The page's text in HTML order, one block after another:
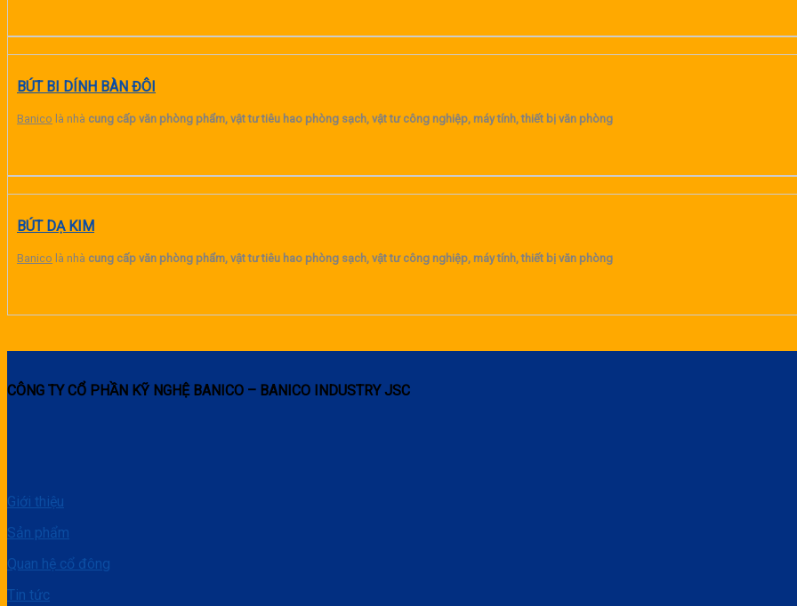
BÚT BI DÍNH BÀN ĐÔI
Banico là nhà cung cấp văn phòng phẩm, vật tư tiêu hao phòng sạch, vật tư công nghiệp, máy tính, thiết bị văn phòng
BÚT DẠ KIM
Banico là nhà cung cấp văn phòng phẩm, vật tư tiêu hao phòng sạch, vật tư công nghiệp, máy tính, thiết bị văn phòng
CÔNG TY CỔ PHẦN KỸ NGHỆ BANICO – BANICO INDUSTRY JSC
Giới thiệu
Sản phẩm
Quan hệ cổ đông
Tin tức